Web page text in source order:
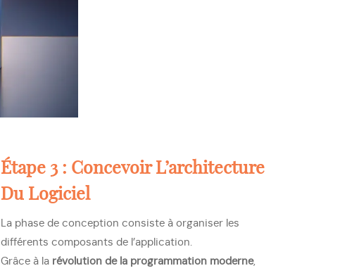
Étape 3 : Concevoir L’architecture
Du Logiciel
La phase de conception consiste à organiser les
différents composants de l’application.
Grâce à la révolution de la programmation moderne,